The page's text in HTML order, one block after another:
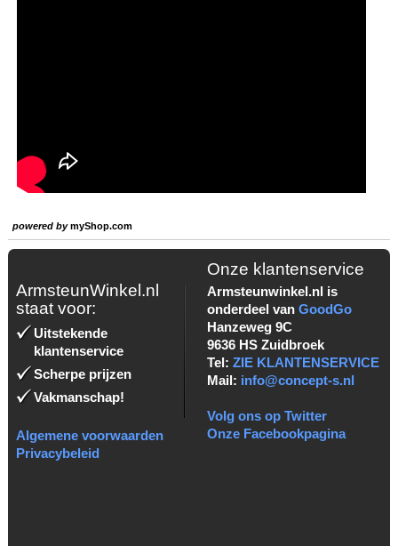
powered bymyShop.com
ArmsteunWinkel.nl
staat voor:
Uitstekende
klantenservice
Scherpe prijzen
Vakmanschap!
Algemene voorwaarden
Privacybeleid
Onze klantenservice
Armsteunwinkel.nl is
onderdeel van GoodGo
Hanzeweg 9C
9636 HS Zuidbroek
Tel: ZIE KLANTENSERVICE
Mail: info@concept-s.nl
Volg ons op Twitter
Onze Facebookpagina